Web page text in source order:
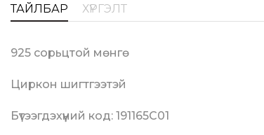
ТАЙЛБАР ХҮРГЭЛТ
925 сорьцтой мөнгө
Циркон шигтгээтэй
Бүтээгдэхүүний код: 191165C01